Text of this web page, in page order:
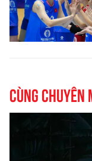
Cùng chuyên